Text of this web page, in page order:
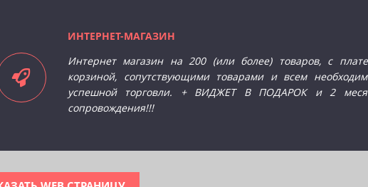
ИНТЕРНЕТ-МАГАЗИН
Интернет магазин на 200 (или более) товаров, с
корзиной, сопутствующими товарами и всем
успешной торговли. + ВИДЖЕТ В ПОДАРОК и 2
сопровождения!!!